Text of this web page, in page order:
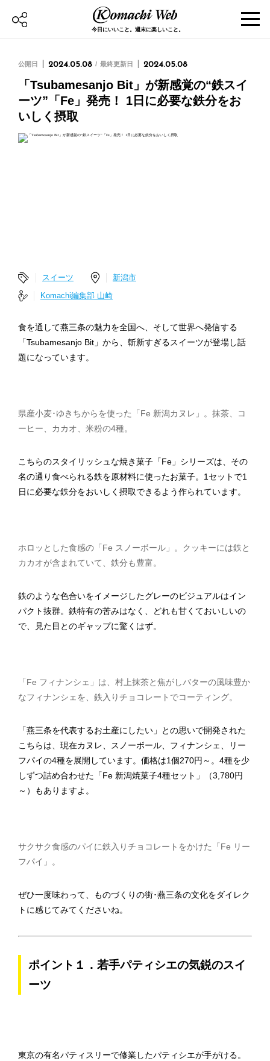
今日にいいこと。週末に楽しいこと。
公開日 2024.05.08 最終更新日 2024.05.08
「Tsubamesanjo Bit」が新感覚の“鉄スイ
ーツ”「Fe」発売！ 1日に必要な鉄分をお
いしく摂取
スイーツ
新潟市
Komachi編集部 山崎
食を通して燕三条の魅力を全国へ、そして世界へ発信する
「Tsubamesanjo Bit」から、斬新すぎるスイーツが登場し話
題になっています。
県産小麦･ゆきちからを使った「Fe 新潟カヌレ」。抹茶、コ
ーヒー、カカオ、米粉の4種。
こちらのスタイリッシュな焼き菓子「Fe」シリーズは、その
名の通り食べられる鉄を原材料に使ったお菓子。1セットで1
日に必要な鉄分をおいしく摂取できるよう作られています。
ホロッとした食感の「Fe スノーボール」。クッキーには鉄と
カカオが含まれていて、鉄分も豊富。
鉄のような色合いをイメージしたグレーのビジュアルはイン
パクト抜群。鉄特有の苦みはなく、どれも甘くておいしいの
で、見た目とのギャップに驚くはず。
「Fe フィナンシェ」は、村上抹茶と焦がしバターの風味豊か
なフィナンシェを、鉄入りチョコレートでコーティング。
「燕三条を代表するお土産にしたい」との思いで開発された
こちらは、現在カヌレ、スノーボール、フィナンシェ、リー
フパイの4種を展開しています。価格は1個270円～。4種を少
しずつ詰め合わせた「Fe 新潟焼菓子4種セット」（3,780円
～）もありますよ。
サクサク食感のパイに鉄入りチョコレートをかけた「Fe リー
フパイ」。
ぜひ一度味わって、ものづくりの街･燕三条の文化をダイレク
トに感じてみてくださいね。
ポイント１．若手パティシエの気鋭のスイ
ーツ
東京の有名パティスリーで修業したパティシエが手がける。